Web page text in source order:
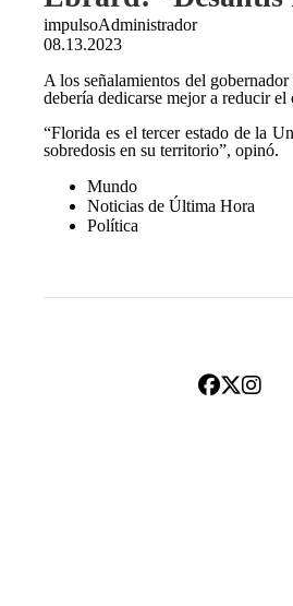
impulsoAdministrador
08.13.2023
A los señalamientos del
debería dedicarse mejor a reducir el
“Florida es el tercer estado de la
sobredosis en su territorio”, opinó.
Mundo
Noticias de Última Hora
Política